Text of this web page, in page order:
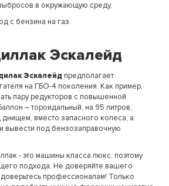
в окружающую среду,
с бензина на газ.
Эскалейд
Эскалейд предполагает
на ГБО-4 поколения. Как пример,
пару редукторов с повышенной
– тороидальный, на 95 литров,
вместо запасного колеса, а
вывести под бензозаправочную
- это машины класса люкс, поэтому
подхода. Не доверяйте вашего
профессионалам! Только